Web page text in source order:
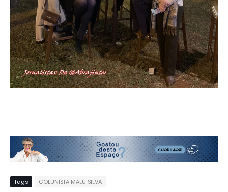
Tags COLUNISTA MALU SILVA